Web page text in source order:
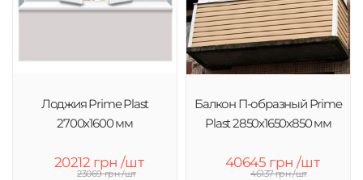
Лоджия Prime Plast
2700х1600 мм
20212 грн /шт
23069 грн /шт
Балкон П-образный Prime
Plast 2850х1650х850 мм
40645 грн /шт
46137 грн /шт